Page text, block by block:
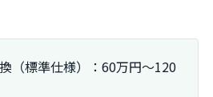
（標準仕様）：60万円～120